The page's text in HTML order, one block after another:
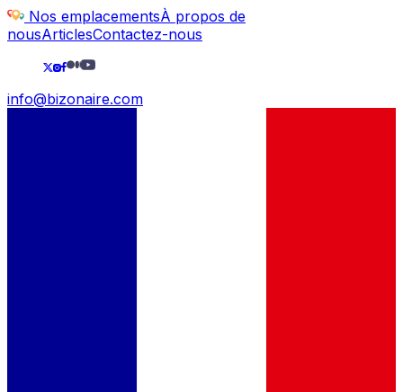
Nos emplacementsÀ propos de
nousArticlesContactez-nous
info@bizonaire.com